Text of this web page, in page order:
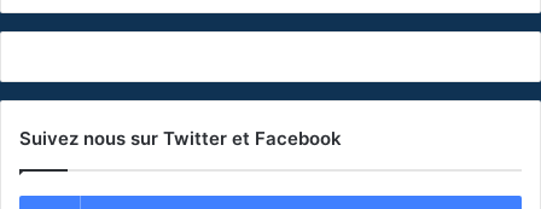
Suivez nous sur Twitter et Facebook